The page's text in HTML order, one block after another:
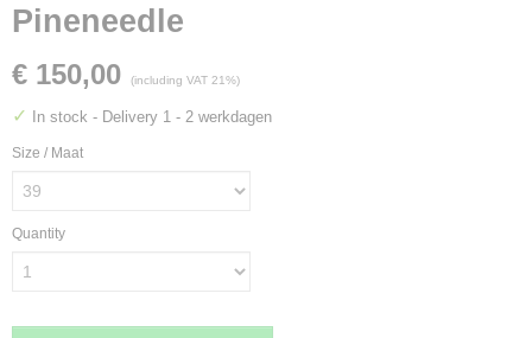
Pineneedle
€ 150,00 (including VAT 21%)
✓ In stock - Delivery 1 - 2 werkdagen
Size / Maat
Quantity